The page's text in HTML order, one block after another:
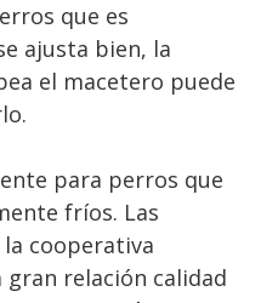
que es
ajusta bien, la
el macetero puede
para perros que
fríos. Las
cooperativa
relación calidad